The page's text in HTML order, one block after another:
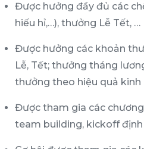
Được hưởng đầy đủ các
hiếu hỉ,…), thưởng Lễ Tết, …
Được hưởng các khoản
Lễ, Tết; thưởng tháng
thưởng theo hiệu quả
Được tham gia các
team building, kickoff